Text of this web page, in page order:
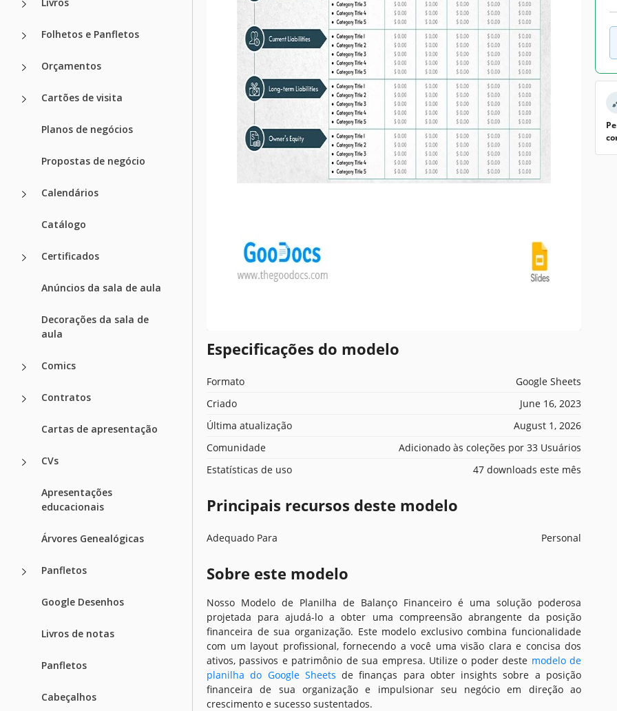
Folhetos e Panfletos
Orçamentos
Cartões de visita
Planos de negócios
Propostas de negócio
Calendários
Catálogo
Certificados
Anúncios da sala de aula
Decorações da sala de
aula
Comics
Contratos
Cartas de apresentação
CVs
Apresentações
educacionais
Árvores Genealógicas
Panfletos
Google Desenhos
Livros de notas
Panfletos
Cabeçalhos
Especificações do modelo
Formato
Google Sheets
Criado
June 16, 2023
Última atualização
August 1, 2026
Comunidade
Adicionado às coleções por 33 Usuários
Estatísticas de uso
47 downloads este mês
Principais recursos deste modelo
Adequado Para Personal
Sobre este modelo
Nosso Modelo de Planilha de Balanço Financeiro é uma solução poderosa
projetada para ajudá-lo a obter uma compreensão abrangente da posição
financeira de sua organização. Este modelo exclusivo combina funcionalidade
com um layout profissional, fornecendo a você uma visão clara e concisa dos
ativos, passivos e patrimônio de sua empresa. Utilize o poder deste modelo de
planilha do Google Sheets de finanças para obter insights sobre a posição
financeira de sua organização e impulsionar seu negócio em direção ao
crescimento e sucesso sustentados.